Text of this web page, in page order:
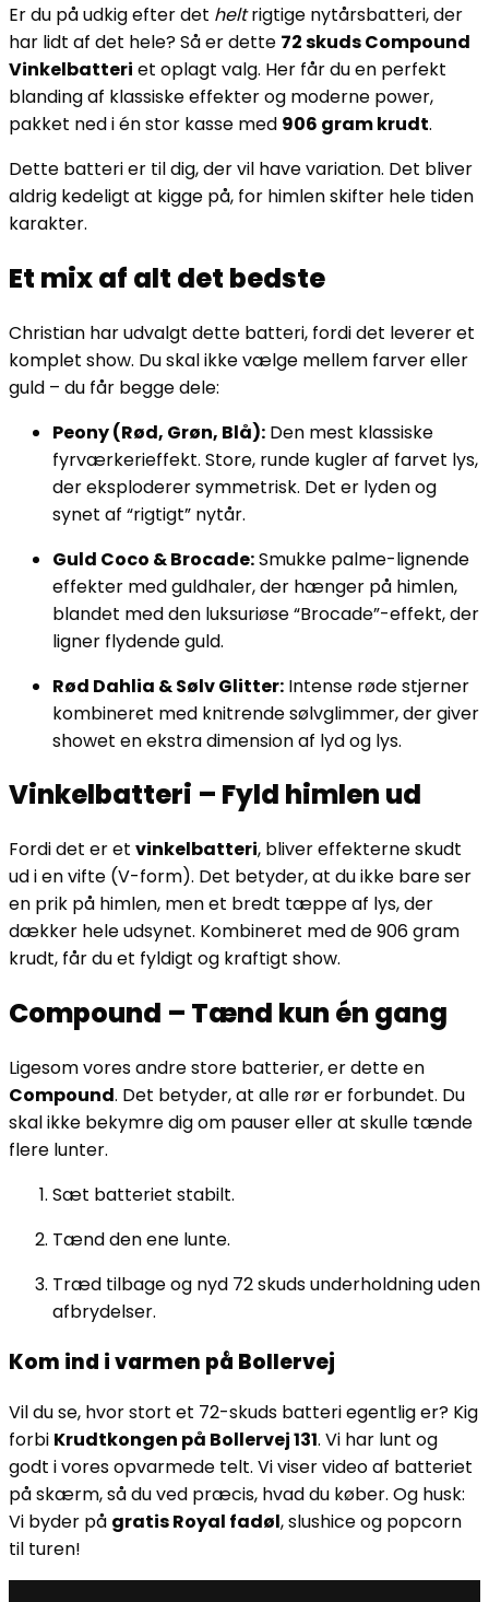
Er du på udkig efter det heltrigtige nytårsbatteri, der
har lidt af det hele? Så er dette 72 skuds Compound
Vinkelbatteri et oplagt valg. Her får du en perfekt
blanding af klassiske effekter og moderne power,
pakket ned i én stor kasse med 906 gram krudt.
Dette batteri er til dig, der vil have variation. Det bliver
aldrig kedeligt at kigge på, for himlen skifter hele tiden
karakter.
Et mix af alt det bedste
Christian har udvalgt dette batteri, fordi det leverer et
komplet show. Du skal ikke vælge mellem farver eller
guld – du får begge dele:
Peony (Rød, Grøn, Blå): Den mest klassiske
fyrværkerieffekt. Store, runde kugler af farvet lys,
der eksploderer symmetrisk. Det er lyden og
synet af “rigtigt” nytår.
Guld Coco & Brocade:Smukke palme-lignende
effekter med guldhaler, der hænger på himlen,
blandet med den luksuriøse “Brocade”-effekt, der
ligner flydende guld.
Rød Dahlia & Sølv Glitter: Intense røde stjerner
kombineret med knitrende sølvglimmer, der giver
showet en ekstra dimension af lyd og lys.
Vinkelbatteri – Fyld himlen ud
Fordi det er et vinkelbatteri, bliver effekterne skudt
ud i en vifte (V-form). Det betyder, at du ikke bare ser
en prik på himlen, men et bredt tæppe af lys, der
dækker hele udsynet. Kombineret med de 906 gram
krudt, får du et fyldigt og kraftigt show.
Compound – Tænd kun én gang
Ligesom vores andre store batterier, er dette en
Compound. Det betyder, at alle rør er forbundet. Du
skal ikke bekymre dig om pauser eller at skulle tænde
flere lunter.
Sæt batteriet stabilt.
Tænd den ene lunte.
Træd tilbage og nyd 72 skuds underholdning uden
afbrydelser.
Kom ind i varmen på Bollervej
Vil du se, hvor stort et 72-skuds batteri egentlig er? Kig
forbi Krudtkongen på Bollervej 131. Vi har lunt og
godt i vores opvarmede telt. Vi viser video af batteriet
på skærm, så du ved præcis, hvad du køber. Og husk:
Vi byder på gratis Royal fadøl, slushice og popcorn
til turen!